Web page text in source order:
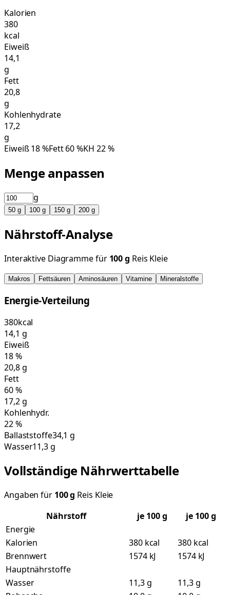
Kalorien
380
kcal
Eiweiß
14,1
g
Fett
20,8
g
Kohlenhydrate
17,2
g
Eiweiß18%Fett60%KH 22%
Menge anpassen
g
50 g 100 g 150 g 200 g
Nährstoff-Analyse
Interaktive Diagramme für 100g Reis Kleie
Makros Fettsäuren Aminosäuren Vitamine Mineralstoffe
Energie-Verteilung
380kcal
14,1 g
Eiweiß
18%
20,8g
Fett
60%
17,2g
Kohlenhydr.
22%
Ballaststoffe34,1 g
Wasser11,3 g
Vollständige Nährwerttabelle
Angaben für 100g Reis Kleie
Nährstoff
je 100g
je 100 g
Energie
Kalorien
380 kcal
380 kcal
Brennwert
1574 kJ
1574 kJ
Hauptnährstoffe
Wasser
11,3 g
11,3 g